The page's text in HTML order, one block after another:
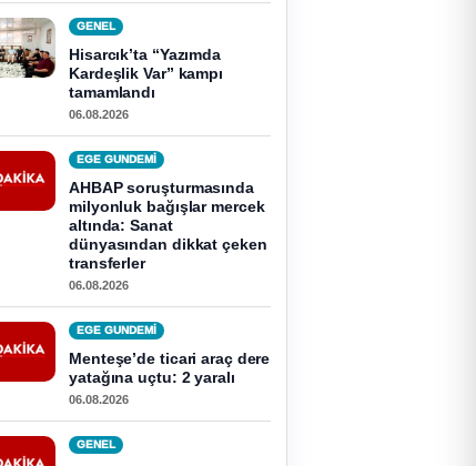
GENEL
Hisarcık’ta “Yazımda
Kardeşlik Var” kampı
tamamlandı
06.08.2026
EGE GUNDEMİ
AHBAP soruşturmasında
milyonluk bağışlar mercek
altında: Sanat
dünyasından dikkat çeken
transferler
06.08.2026
EGE GUNDEMİ
Menteşe’de ticari araç dere
yatağına uçtu: 2 yaralı
06.08.2026
GENEL